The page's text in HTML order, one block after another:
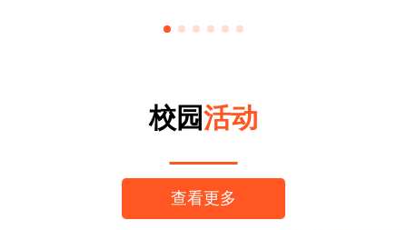
校园活动
查看更多